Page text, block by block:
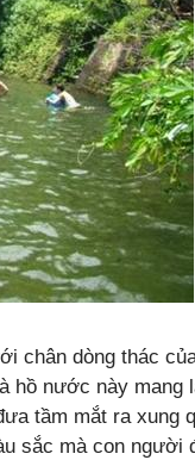
chân dòng thác
hồ nước này mang
tầm mắt ra xung
sắc mà con người